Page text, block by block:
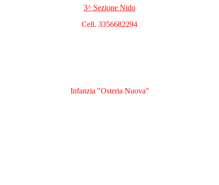
3^ Sezione Nido
Cell. 3356682294
Infanzia "Osteria Nuova"